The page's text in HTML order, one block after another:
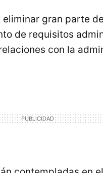
gran parte
de requisitos
con la